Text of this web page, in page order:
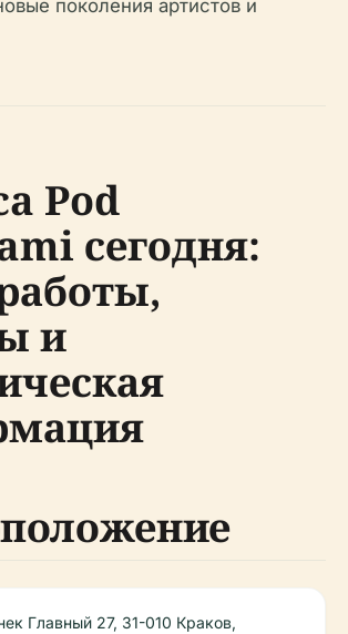
поколения артистов и
Pod
сегодня:
и
Главный 27, 31-010 Краков,